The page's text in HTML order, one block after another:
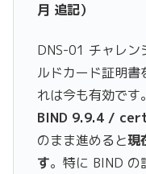
月 追記）
DNS-01 チャレン
ルドカード証明
れは今も有効です
BIND 9.9.4 /
のまま進めると現
す。特に BIND の